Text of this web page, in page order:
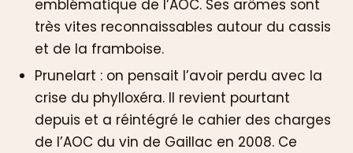
emblématique de l’AOC. Ses arômes sont
très vites reconnaissables autour du cassis
et de la framboise.
Prunelart : on pensait l’avoir perdu avec la
crise du phylloxéra. Il revient pourtant
depuis et a réintégré le cahier des charges
de l’AOC du vin de Gaillac en 2008. Ce